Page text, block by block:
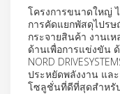
โครงการขนาดใหญ่
การคัดแยกพัสดุไปร
กระจายสินค้า งานเ
ด้านเพื่อการแข่งขัน
NORD
ประหยัดพลังงาน แล
โซลูชั่นที่ดีที่สุดสำหรั